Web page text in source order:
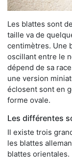
Les blattes sont
taille va de
centimètres. Une
oscillant entre le
dépend de sa
une version
éclosent sont en
forme ovale.
Les différentes
Il existe trois
les blattes
blattes orientales.